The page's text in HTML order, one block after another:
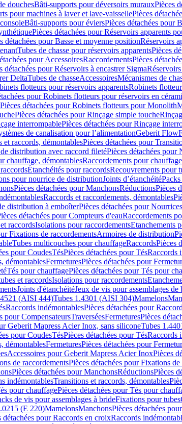
douchesBâti-supports pour déversoirs murauxPièces
pour machines à laver et lave-vaissellePièces
Bâti-supports pour éviersPièces détachées pour
Pièces détachées pour Réservoirs apparents
détachées pour Basse et moyenne positionRéservoirs
Tubes de chasse pour réservoirs apparentsPièces
pour AccessoiresRaccordementsPièces
détachées pour Réservoirs à encastrer Sigma
DeltaTubes de chasseAccessoiresMécanismes de
flotteurs pour réservoirs apparentsRobinets
pour Robinets flotteurs pour réservoirs en
Pièces détachées pour Robinets flotteurs pour Monolith
Pièces détachées pour Rinçage simple touche
interrompablePièces détachées pour Rinçage
de canalisation pour l’alimentationGeberit
et raccords, démontablesPièces détachées pour
distribution avec raccord filetéPièces détachées
chauffage, démontablesRaccordements pour chauffage
Étanchéités pour raccordsRecouvrements pour
pour nourrice de distributionJoints d’étanchéité
Pièces détachées pour ManchonsRéductionsPièces
Raccords et raccordements, démontables
distribution à emboîterPièces détachées pour
détachées pour Compteurs d'eauRaccordements
raccordsIsolations pour raccordementsEtanchements
Fixations de raccordementsArmoires de distribution
Tubes multicouches pour chauffageRaccordsPièces
pour CoudesTésPièces détachées pour TésRaccords
démontablesFermeturesPièces détachées pour
Tés pour chauffagePièces détachées pour Tés pour
et raccordsIsolations pour raccordements
Joints d'étanchéitéJeux de vis pour assemblages de
(AISI 444)Tubes 1.4301 (AISI 304)Mamelons
Raccords indémontablesPièces détachées pour
pour CompensateursTraverséesFermeturesPièces
Geberit Mapress Acier Inox, sans siliconeTubes
pour CoudesTésPièces détachées pour TésRaccords
démontablesFermeturesPièces détachées pour
Accessoires pour Geberit Mapress Acier InoxPièces
de raccordementsPièces détachées pour Fixations
Pièces détachées pour ManchonsRéductionsPièces
indémontablesTransitions et raccords, démontables
pour chauffagePièces détachées pour Tés pour
de vis pour assemblages à brideFixations pour tubes
(E 220)MamelonsManchonsPièces détachées
détachées pour Raccords en croixRaccords